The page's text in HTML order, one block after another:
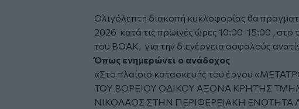
Ολιγόλεπτη διακοπή κυκλοφορίας θα
2026 κατά τις πρωινές ώρες 10:00-15:00 ,
του ΒΟΑΚ, για την διενέργεια ασφαλούς
Όπως ενημερώνει ο ανάδοχος
«Στο πλαίσιο κατασκευής του έργου
ΤΟΥ ΒΟΡΕΙΟΥ ΟΔΙΚΟΥ ΑΞΟΝΑ ΚΡΗΤΗΣ
ΝΙΚΟΛΑΟΣ ΣΤΗΝ ΠΕΡΙΦΕΡΕΙΑΚΗ ΕΝΟΤΗΤΑ